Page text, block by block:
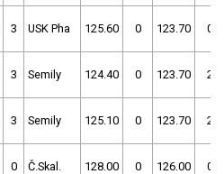
3 USK Pha 125.60 0 123.70 0
3 Semily 124.40 0 123.70 2
3 Semily 125.10 0 123.70 2
0 Č.Skal. 128.00 0 126.00 0